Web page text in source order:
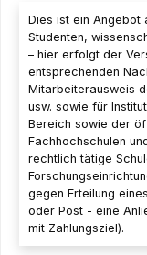
Dies ist ein Angebot
Studenten,
– hier erfolgt der
entsprechenden
Mitarbeiterausweis
usw. sowie für
Bereich sowie der
Fachhochschulen
rechtlich tätige
gegen Erteilung
oder Post - eine
mit Zahlungsziel).